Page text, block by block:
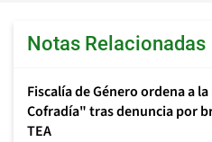
Notas Relacionadas
Fiscalía de Género ordena a
Cofradía" tras denuncia por
TEA